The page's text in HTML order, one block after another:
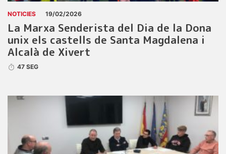
NOTICIES 19/02/2026
La Marxa Senderista del Dia de la Dona
unix els castells de Santa Magdalena i
Alcalà de Xivert
47 SEG